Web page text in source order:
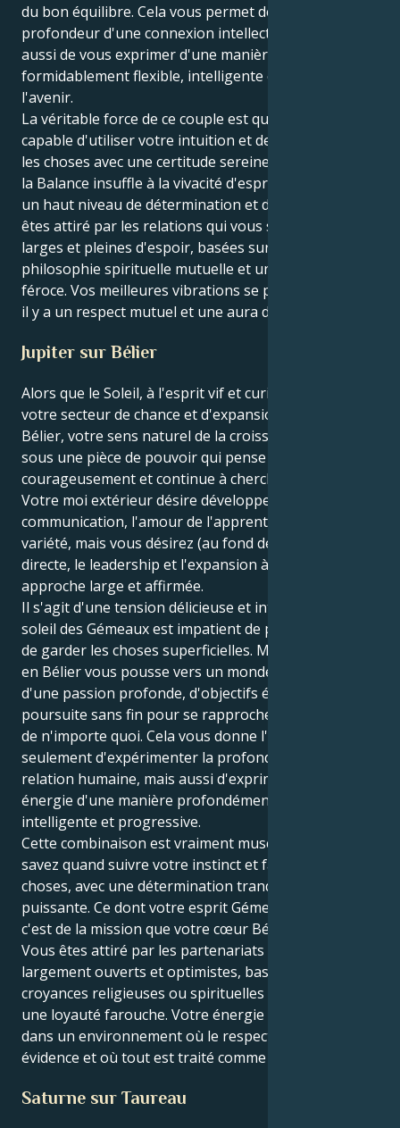
du bon équilibre. Cela vous permet de ressentir la
profondeur d'une connexion intellectuelle, mais
aussi de vous exprimer d'une manière
formidablement flexible, intelligente et tournée vers
l'avenir.
La véritable force de ce couple est que vous êtes
capable d'utiliser votre intuition et de faire avancer
les choses avec une certitude sereine. La poussée de
la Balance insuffle à la vivacité d'esprit du Gémeaux
un haut niveau de détermination et de solidité. Vous
êtes attiré par les relations qui vous semblent plus
larges et pleines d'espoir, basées sur une
philosophie spirituelle mutuelle et une loyauté
féroce. Vos meilleures vibrations se produisent là où
il y a un respect mutuel et une aura de découverte.
Jupiter sur Bélier
Alors que le Soleil, à l'esprit vif et curieux, transite
votre secteur de chance et d'expansion de Jupiter en
Bélier, votre sens naturel de la croissance est mûri
sous une pièce de pouvoir qui pense
courageusement et continue à chercher la vérité.
Votre moi extérieur désire développer la
communication, l'amour de l'apprentissage et la
variété, mais vous désirez (au fond de vous) l'action
directe, le leadership et l'expansion à travers une
approche large et affirmée.
Il s'agit d'une tension délicieuse et intrigante. Votre
soleil des Gémeaux est impatient de parler de tout et
de garder les choses superficielles. Mais votre Jupiter
en Bélier vous pousse vers un monde qui rayonne
d'une passion profonde, d'objectifs élevés et d'une
poursuite sans fin pour se rapprocher du point sb1
de n'importe quoi. Cela vous donne l'occasion non
seulement d'expérimenter la profondeur d'une
relation humaine, mais aussi d'exprimer votre
énergie d'une manière profondément flexible,
intelligente et progressive.
Cette combinaison est vraiment musclée, car vous
savez quand suivre votre instinct et faire bouger les
choses, avec une détermination tranquille mais
puissante. Ce dont votre esprit Gémeaux a besoin,
c'est de la mission que votre cœur Bélier lui fournit.
Vous êtes attiré par les partenariats qui semblent
largement ouverts et optimistes, basés sur des
croyances religieuses ou spirituelles mutuelles et sur
une loyauté farouche. Votre énergie est au mieux
dans un environnement où le respect mutuel est une
évidence et où tout est traité comme une découverte.
Saturne sur Taureau